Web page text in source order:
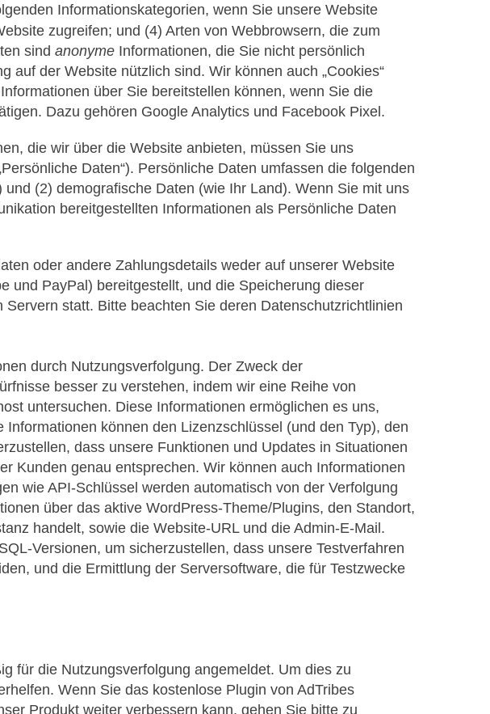
Informationskategorien, wenn Sie unsere Website
zugreifen; und (4) Arten von Webbrowsern, die zum
sind anonyme Informationen, die Sie nicht persönlich
auf der Website nützlich sind. Wir können auch „Cookies“
über Sie bereitstellen können, wenn Sie die
Dazu gehören Google Analytics und Facebook Pixel.
die wir über die Website anbieten, müssen Sie uns
Daten“). Persönliche Daten umfassen die folgenden
(2) demografische Daten (wie Ihr Land). Wenn Sie mit uns
bereitgestellten Informationen als Persönliche Daten
oder andere Zahlungsdetails weder auf unserer Website
und PayPal) bereitgestellt, und die Speicherung dieser
statt. Bitte beachten Sie deren Datenschutzrichtlinien
durch Nutzungsverfolgung. Der Zweck der
besser zu verstehen, indem wir eine Reihe von
untersuchen. Diese Informationen ermöglichen es uns,
können den Lizenzschlüssel (und den Typ), den
dass unsere Funktionen und Updates in Situationen
Kunden genau entsprechen. Wir können auch Informationen
wie API-Schlüssel werden automatisch von der Verfolgung
über das aktive WordPress-Theme/Plugins, den Standort,
handelt, sowie die Website-URL und die Admin-E-Mail.
Versionen, um sicherzustellen, dass unsere Testverfahren
und die Ermittlung der Serversoftware, die für Testzwecke
für die Nutzungsverfolgung angemeldet. Um dies zu
Wenn Sie das kostenlose Plugin von AdTribes
Produkt weiter verbessern kann, gehen Sie bitte zu